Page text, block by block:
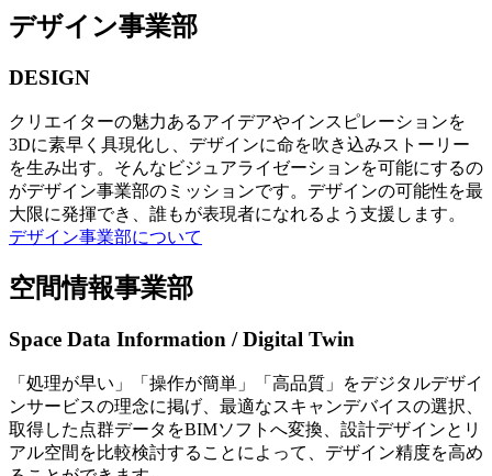
デザイン事業部
DESIGN
クリエイターの魅力あるアイデアやインスピレーションを
3Dに素早く具現化し、デザインに命を吹き込みストーリー
を生み出す。そんなビジュアライゼーションを可能にするの
がデザイン事業部のミッションです。デザインの可能性を最
大限に発揮でき、誰もが表現者になれるよう支援します。
デザイン事業部について
空間情報事業部
Space Data Information / Digital Twin
「処理が早い」「操作が簡単」「高品質」をデジタルデザイ
ンサービスの理念に掲げ、最適なスキャンデバイスの選択、
取得した点群データをBIMソフトへ変換、設計デザインとリ
アル空間を比較検討することによって、デザイン精度を高め